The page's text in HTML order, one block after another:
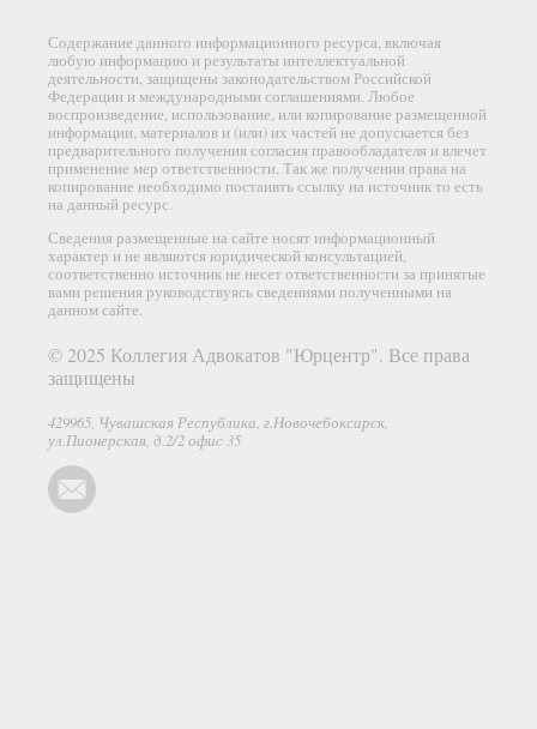
Содержание данного информационного ресурса, включая
любую информацию и результаты интеллектуальной
деятельности, защищены законодательством Российской
Федерации и международными соглашениями. Любое
воспроизведение, использование, или копирование размещенной
информации, материалов и (или) их частей не допускается без
предварительного получения согласия правообладателя и влечет
применение мер ответственности. Так же получении права на
копирование необходимо постаивть ссылку на источник то есть
на данный ресурс.
Сведения размещенные на сайте носят информационный
характер и не являются юридической консультацией,
соответственно источник не несет ответственности за принятые
вами решения руководствуясь сведениями полученными на
данном сайте.
© 2025 Коллегия Адвокатов "Юрцентр". Все права
защищены
429965, Чувашская Республика, г.Новочебоксарск,
ул.Пионерская, д.2/2 офис 35